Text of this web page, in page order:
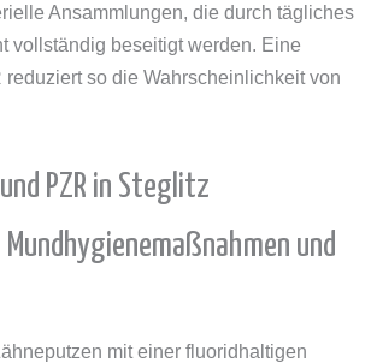
Ansammlungen, die durch tägliches
vollständig beseitigt werden. Eine
so die Wahrscheinlichkeit von
PZR in Steglitz
Mundhygienemaßnahmen und
mit einer fluoridhaltigen